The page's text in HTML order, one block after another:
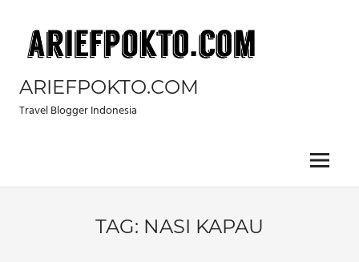
content
ARIEFPOKTO.COM
Travel Blogger Indonesia
Menu
TAG: NASI KAPAU